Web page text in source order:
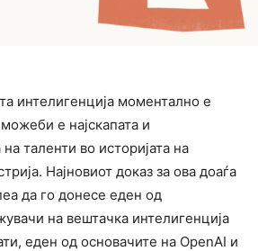
интелигенција моментално е
е најскапата и
на таленти во историјата на
Најновиот доказ за ова доаѓа
да го донесе еден од
на вештачка интелигенција
еден од основачите на OpenAI и